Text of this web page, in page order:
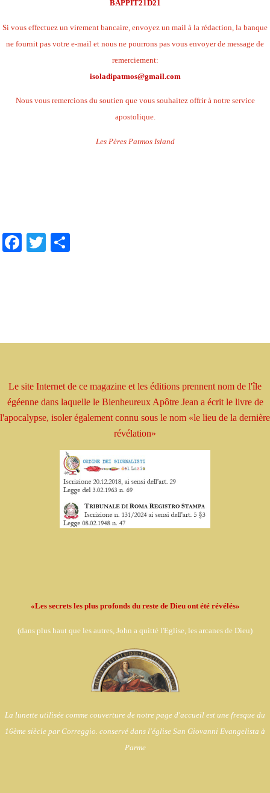
BAPPIT21D21
Si vous effectuez un virement bancaire, envoyez un mail à la rédaction, la banque
ne fournit pas votre e-mail et nous ne pourrons pas vous envoyer de message de
remerciement:
isoladipatmos@gmail.com
Nous vous remercions du soutien que vous souhaitez offrir à notre service
apostolique.
Les Pères Patmos Island
Facebook
Twitter
Le site Internet de ce magazine et les éditions prennent nom de l'île
égéenne dans laquelle le Bienheureux Apôtre Jean a écrit le livre de
l'apocalypse, isolerégalement connu sous le nom «le lieu de la dernière
révélation»
«Les secrets les plus profonds du reste de Dieu ont été révélés»
(dans plus haut que les autres, John a quitté l'Eglise, les arcanes de Dieu)
La lunette utilisée comme couverture de notre page d'accueil est une fresque du
16ème siècle par Correggio. conservé dans l'église San Giovanni Evangelista à
Parme